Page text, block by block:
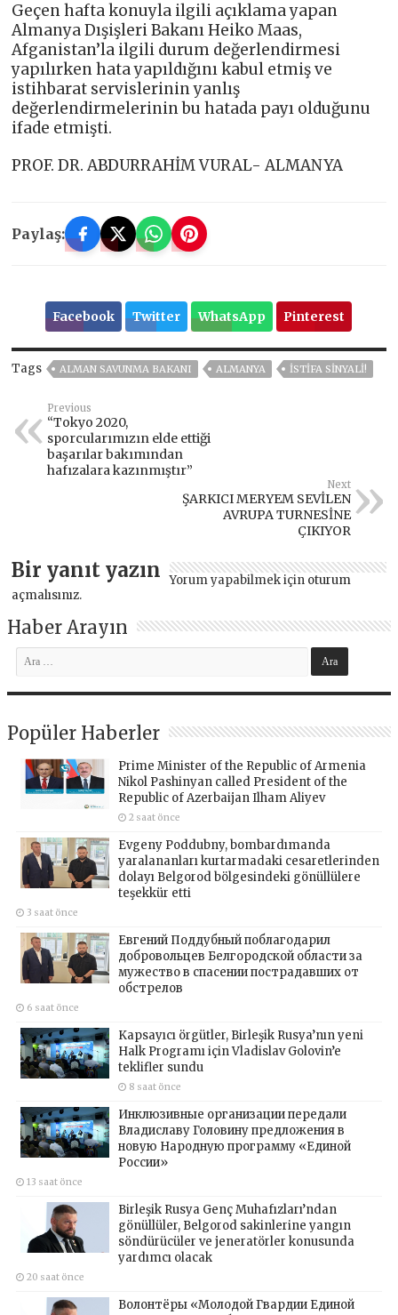
Geçen hafta konuyla ilgili açıklama yapan
Almanya Dışişleri Bakanı Heiko Maas,
Afganistan’la ilgili durum değerlendirmesi
yapılırken hata yapıldığını kabul etmiş ve
istihbarat servislerinin yanlış
değerlendirmelerinin bu hatada payı olduğunu
ifade etmişti.
PROF. DR. ABDURRAHİM VURAL- ALMANYA
Paylaş:
Facebook Twitter WhatsApp Pinterest
Tags ALMAN SAVUNMA BAKANI ALMANYA İSTİFA SİNYALİ!
Previous
“Tokyo 2020,
sporcularımızın elde ettiği
başarılar bakımından
hafızalara kazınmıştır”
Next
ŞARKICI MERYEM SEVİLEN
AVRUPA TURNESİNE
ÇIKIYOR
Bir yanıt yazın Yorum yapabilmek için oturum
açmalısınız.
Haber Arayın
Popüler Haberler
Prime Minister of the Republic of Armenia
Nikol Pashinyan called President of the
Republic of Azerbaijan Ilham Aliyev
2 saat önce
Evgeny Poddubny, bombardımanda
yaralananları kurtarmadaki cesaretlerinden
dolayı Belgorod bölgesindeki gönüllülere
teşekkür etti
3 saat önce
Евгений Поддубный поблагодарил
добровольцев Белгородской области за
мужество в спасении пострадавших от
обстрелов
6 saat önce
Kapsayıcı örgütler, Birleşik Rusya’nın yeni
Halk Programı için Vladislav Golovin’e
teklifler sundu
8 saat önce
Инклюзивные организации передали
Владиславу Головину предложения в
новую Народную программу «Единой
России»
13 saat önce
Birleşik Rusya Genç Muhafızları’ndan
gönüllüler, Belgorod sakinlerine yangın
söndürücüler ve jeneratörler konusunda
yardımcı olacak
20 saat önce
Волонтёры «Молодой Гвардии Единой